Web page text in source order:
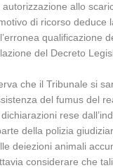
allo
di ricorso deduce
qualificazione
del Decreto
che il Tribunale si
del fumus del
dichiarazioni rese
della polizia
deiezioni animali
considerare che